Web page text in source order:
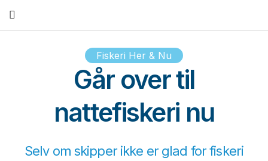
Fiskeri Her & Nu
Går over til
nattefiskeri nu
Selv om skipper ikke er glad for fiskeri